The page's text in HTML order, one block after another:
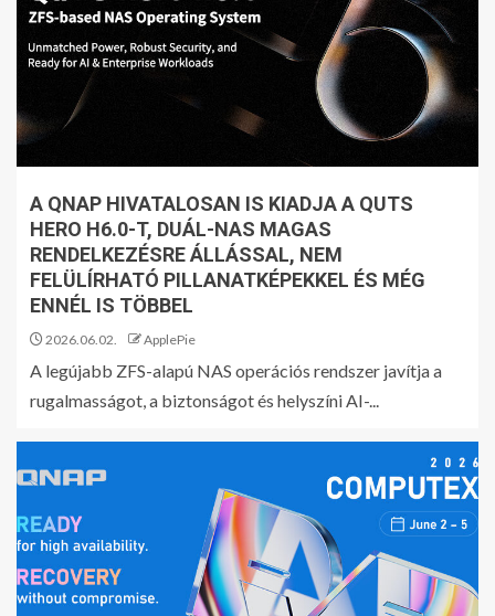
A QNAP HIVATALOSAN IS KIADJA A QUTS
HERO H6.0-T, DUÁL-NAS MAGAS
RENDELKEZÉSRE ÁLLÁSSAL, NEM
FELÜLÍRHATÓ PILLANATKÉPEKKEL ÉS MÉG
ENNÉL IS TÖBBEL
2026.06.02. ApplePie
A legújabb ZFS-alapú NAS operációs rendszer javítja a
rugalmasságot, a biztonságot és helyszíni AI-...